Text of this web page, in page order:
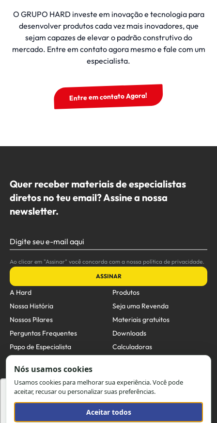
Utilizamos cookies para oferecer melhor
experiência, melhorar o desempenho, analisar
como você interage em nosso site e
O GRUPO HARD investe em inovação e tecnologia para
desenvolver produtos cada vez mais inovadores, que
sejam capazes de elevar o padrão construtivo do
mercado. Entre em contato agora mesmo e fale com um
especialista.
Entre em contato Agora!
Quer receber materiais de especialistas
diretos no teu email? Assine a nossa
newsletter.
Digite seu e-mail aqui
Ao clicar em "Assinar" você concorda com a nossa política de privacidade.
ASSINAR
A Hard
Nossa História
Nossos Pilares
Perguntas Frequentes
Papo de Especialista
Contato
Produtos
Seja uma Revenda
Materiais gratuitos
Downloads
Calculadoras
comercial@hard.com.br